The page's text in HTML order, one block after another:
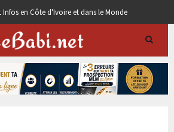
Infos en Côte d'Ivoire et dans le Monde